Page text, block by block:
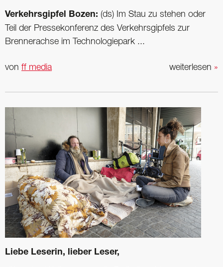
Verkehrsgipfel Bozen: (ds) Im Stau zu stehen oder
Teil der Pressekonferenz des Verkehrsgipfels zur
Brennerachse im Technologiepark ...
weiterlesen »
von ff media
Liebe Leserin, lieber Leser,